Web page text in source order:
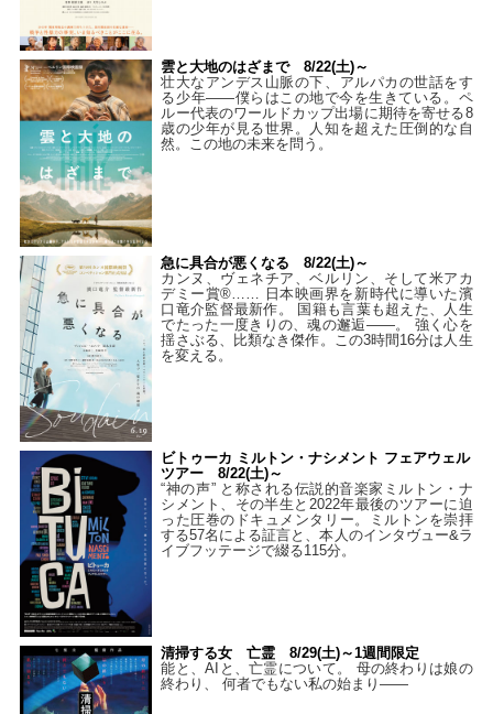
雲と大地のはざまで 8/22(土)～
壮大なアンデス山脈の下、アルパカの世話をす
る少年――僕らはこの地で今を生きている。ペ
ルー代表のワールドカップ出場に期待を寄せる8
歳の少年が見る世界。人知を超えた圧倒的な自
然。この地の未来を問う。
急に具合が悪くなる 8/22(土)～
カンヌ、ヴェネチア、ベルリン、そして米アカ
デミー賞®…… 日本映画界を新時代に導いた濱
口竜介監督最新作。 国籍も言葉も超えた、人生
でたった一度きりの、魂の邂逅――。 強く心を
揺さぶる、比類なき傑作。この3時間16分は人生
を変える。
ビトゥーカ ミルトン・ナシメント フェアウェル
ツアー 8/22(土)～
“神の声” と称される伝説的音楽家ミルトン・ナ
シメント、その半生と2022年最後のツアーに迫
った圧巻のドキュメンタリー。ミルトンを崇拝
する57名による証言と、本人のインタヴュー&ラ
イブフッテージで綴る115分。
清掃する女 亡霊 8/29(土)～1週間限定
能と、AIと、亡霊について。 母の終わりは娘の
終わり、 何者でもない私の始まり――